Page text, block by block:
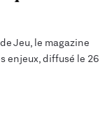
Jeu, le magazine
enjeux, diffusé le 26